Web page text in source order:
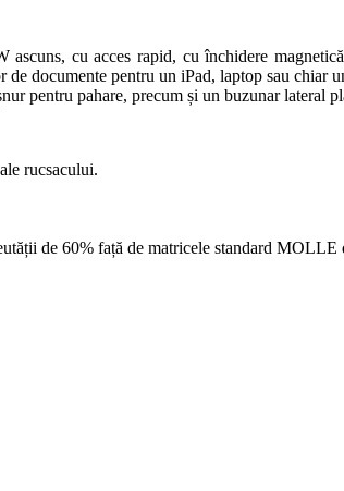
cu acces rapid, cu închidere
documente pentru un iPad, laptop sau chiar
pentru pahare, precum și un buzunar lateral
rucsacului.
de 60% față de matricele standard MOLLE